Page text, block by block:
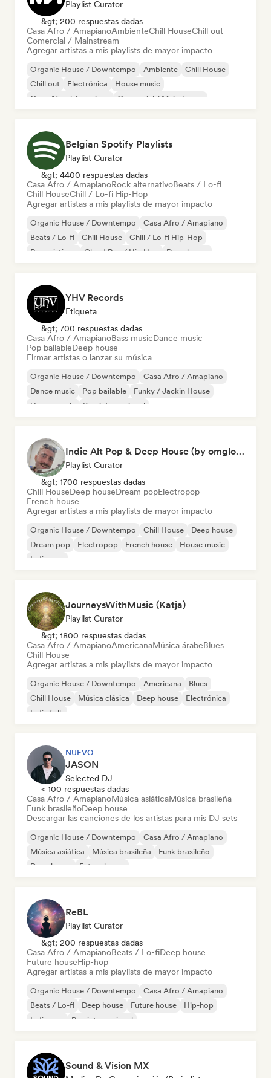
Playlist Curator
&gt; 200 respuestas dadas
Casa Afro / AmapianoAmbienteChill HouseChill out
Comercial / Mainstream
Agregar artistas a mis playlists de mayor impacto
Organic House / Downtempo Ambiente
Chill House
Chill out
Electrónica
House music
Casa Afro / Amapiano
Comercial / Mainstream
Belgian Spotify Playlists
Playlist Curator
&gt; 4400 respuestas dadas
Casa Afro / AmapianoRock alternativoBeats / Lo-fi
Chill HouseChill / Lo-fi Hip-Hop
Agregar artistas a mis playlists de mayor impacto
Organic House / Downtempo
Casa Afro / Amapiano
Beats / Lo-fi
Chill House
Chill / Lo-fi Hip-Hop
Rap cristiano
Cloud Rap / Hip Hop Deep house
YHV Records
Etiqueta
&gt; 700 respuestas dadas
Casa Afro / AmapianoBass musicDance music
Pop bailableDeep house
Firmar artistas o lanzar su música
Organic House / Downtempo
Casa Afro / Amapiano
Dance music
Pop bailable
Funky / Jackin House
House music
Pop internacional
Indie Alt Pop & Deep House (by omglookitsRaph)
Playlist Curator
&gt; 1700 respuestas dadas
Chill HouseDeep houseDream popElectropop
French house
Agregar artistas a mis playlists de mayor impacto
Organic House / Downtempo Chill House
Deep house
Dream pop
Electropop French house
House music
Indie pop
JourneysWithMusic (Katja)
Playlist Curator
&gt; 1800 respuestas dadas
Casa Afro / AmapianoAmericanaMúsica árabeBlues
Chill House
Agregar artistas a mis playlists de mayor impacto
Organic House / Downtempo Americana
Blues
Chill House
Música clásica Deep house
Electrónica
Indie folk
NUEVO
JASON
Selected DJ
< 100 respuestas dadas
Casa Afro / AmapianoMúsica asiáticaMúsica brasileña
Funk brasileñoDeep house
Descargar las canciones de los artistas para mis DJ sets
Organic House / Downtempo
Casa Afro / Amapiano
Música asiática
Música brasileña
Funk brasileño
Deep house
Future house
ReBL
Playlist Curator
&gt; 200 respuestas dadas
Casa Afro / AmapianoBeats / Lo-fiDeep house
Future houseHip-hop
Agregar artistas a mis playlists de mayor impacto
Organic House / Downtempo
Casa Afro / Amapiano
Beats / Lo-fi
Deep house Future house
Hip-hop
Indie pop
Rap internacional
Sound & Vision MX